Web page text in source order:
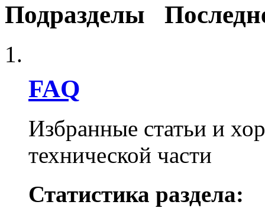
Подразделы
FAQ
Избранные статьи и
технической части
Статистика раздела: